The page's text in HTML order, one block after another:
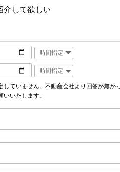
介して欲しい
ていません。不動産会社より回答が無か
いたします。